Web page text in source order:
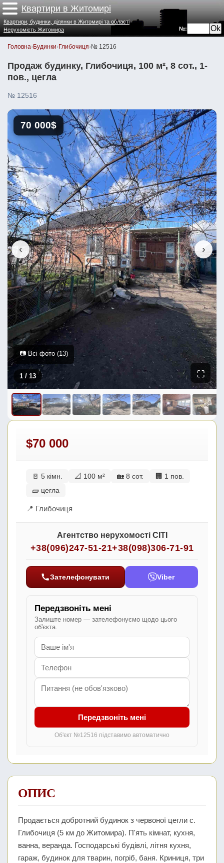
Квартири в Житомирі
№:
Квартири, будинки, ділянки в Житомирі та області
Нерухомість Житомира
Головна›Будинки›Глибочиця›№ 12516
Продаж будинку, Глибочиця, 100 м², 8 сот., 1-
пов., цегла
№ 12516
‹ ›
70 000$
1 / 13 ⛶
📷 Всі фото (13)
$70 000
🚪 5 кімн. 📐 100 м² 🏡 8 сот.
🏢 1 пов.
🧱 цегла
📍 Глибочиця
Агентство нерухомості СІТІ
+38(096)247-51-21+38(098)306-71-91
Зателефонувати Viber
Передзвоніть мені
Залиште номер — зателефонуємо щодо цього
об'єкта.
Передзвоніть мені
Об'єкт №12516 підставимо автоматично
ОПИС
Продається добротний будинок з червоної цегли с.
Глибочиця (5 км до Житомира). П'ять кімнат, кухня,
ванна, веранда. Господарські будівлі, літня кухня,
гараж, будинок для тварин, погріб, баня. Криниця, три